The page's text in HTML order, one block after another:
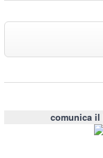
comunica il